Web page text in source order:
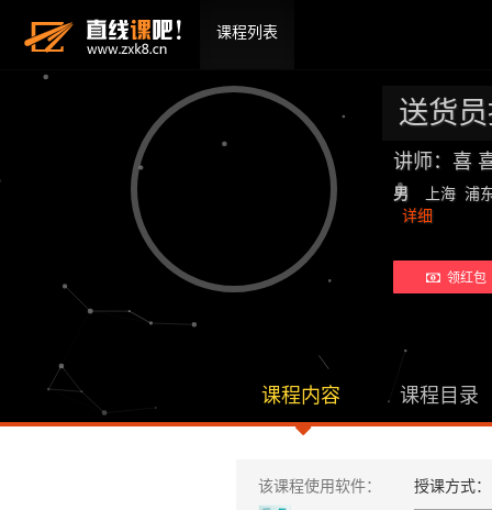
课程列表
送货
讲师：喜
男
上海 浦
详细
领红包
课程内容 课程目录
该课程使用软件：
授课方式：